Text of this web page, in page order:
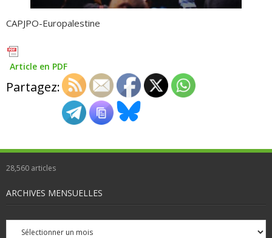
CAPJPO-Europalestine
Article en PDF
Partagez:
28,560 articles
ARCHIVES MENSUELLES
Archives
mensuelles